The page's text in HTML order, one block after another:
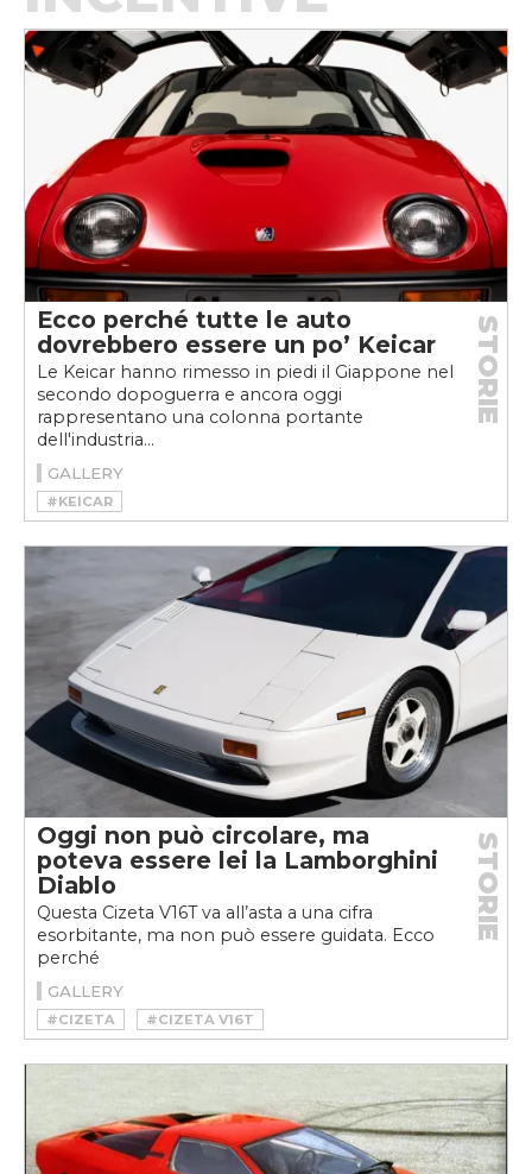
Ecco perché tutte le auto
dovrebbero essere un po’ Keicar
Le Keicar hanno rimesso in piedi il Giappone nel
secondo dopoguerra e ancora oggi
rappresentano una colonna portante
dell'industria...
STORIE
GALLERY
#KEICAR
Oggi non può circolare, ma
poteva essere lei la Lamborghini
Diablo
Questa Cizeta V16T va all’asta a una cifra
esorbitante, ma non può essere guidata. Ecco
perché
STORIE
GALLERY
#CIZETA
#CIZETA V16T
#CIZETA-MORODER V16T